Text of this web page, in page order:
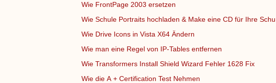
Wie FrontPage 2003 ersetzen
Wie Schule Portraits hochladen & Make eine CD für Ihre
Wie Drive Icons in Vista X64 Ändern
Wie man eine Regel von IP-Tables entfernen
Wie Transformers Install Shield Wizard Fehler 1628 Fix
Wie die A + Certification Test Nehmen